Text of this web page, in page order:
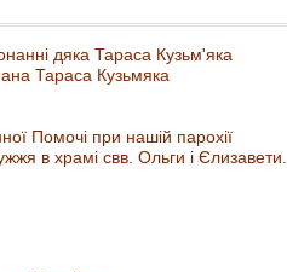
дяка Тараса Кузьм'яка
Тараса Кузьмяка
Помочі при нашій парохії
в храмі свв. Ольги і Єлизавети.